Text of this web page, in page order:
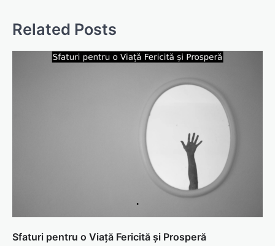
Related Posts
Sfaturi pentru o Viață Fericită și Prosperă